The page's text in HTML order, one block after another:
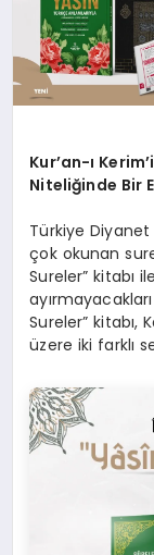
Kur’an-ı
Niteliğinde Bir
Türkiye Diyanet
çok okunan
Sureler” kitabı
Sureler” kitabı,
üzere iki farklı